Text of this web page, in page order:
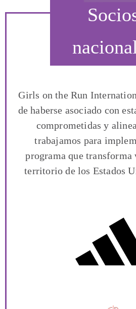
Girls on the Run
de haberse asociado con
comprometidas y
trabajamos para
programa que transforma
territorio de los Estados